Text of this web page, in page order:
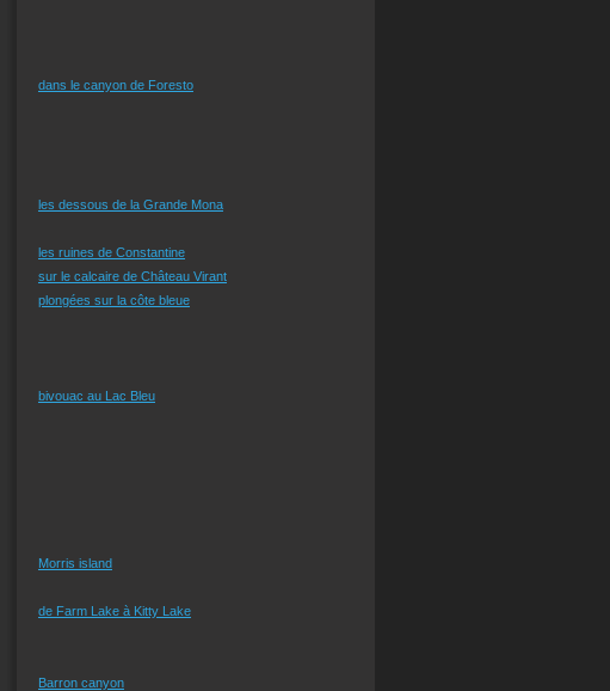
dans le canyon de Foresto
les dessous de la Grande Mona
les ruines de Constantine
sur le calcaire de Château Virant
plongées sur la côte bleue
bivouac au Lac Bleu
Morris island
de Farm Lake à Kitty Lake
Barron canyon